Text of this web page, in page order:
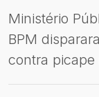
Ministério
BPM
contra picape